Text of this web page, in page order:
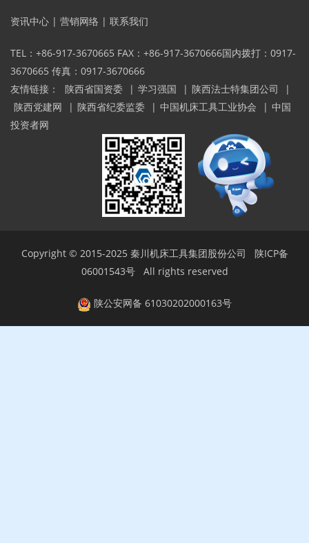
资讯中心 | 营销网络 | 联系我们
TEL：+86-917-3670665 FAX：+86-917-3670666国内拨打：0917-
3670665 传真：0917-3670666
友情链接：
陕西省国资委 | 学习强国 | 陕西法士特集团公司
|
陕西党建网
| 陕西省纪委监委 | 中国机床工具工业协会 | 中国
投资者网
Copyright © 2015-2025 秦川机床工具集团股份公司
陕ICP备
06001543号All rights reserved
陕公安网备 61030202000163号